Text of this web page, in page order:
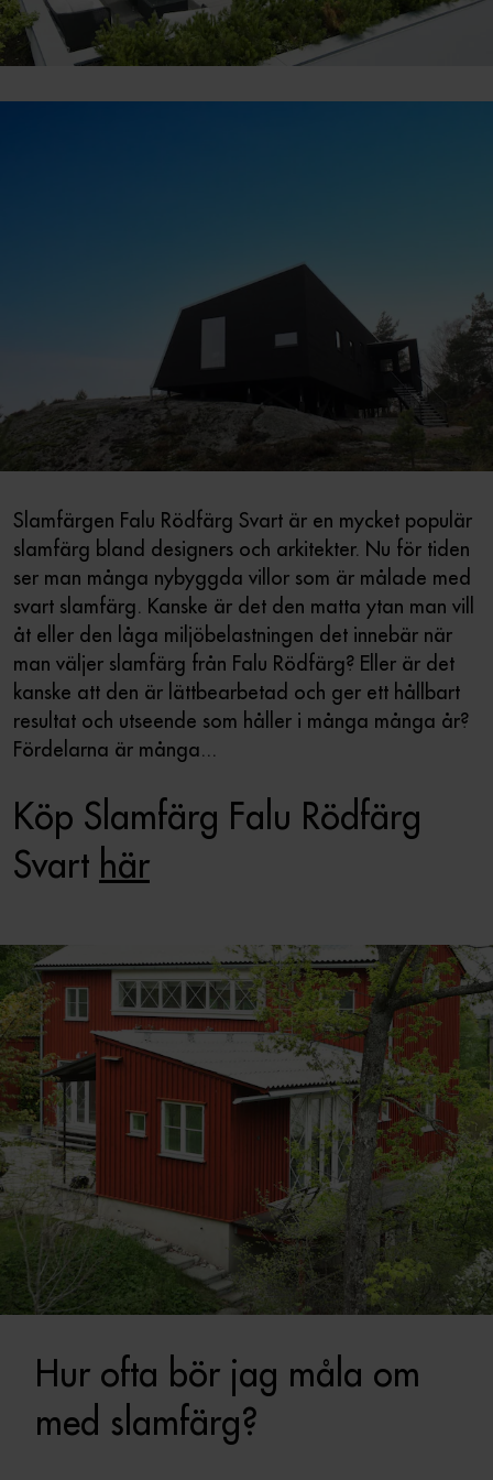
Slamfärgen Falu Rödfärg Svart är en mycket populär
slamfärg bland designers och arkitekter. Nu för tiden
ser man många nybyggda villor som är målade med
svart slamfärg. Kanske är det den matta ytan man vill
åt eller den låga miljöbelastningen det innebär när
man väljer slamfärg från Falu Rödfärg? Eller är det
kanske att den är lättbearbetad och ger ett hållbart
resultat och utseende som håller i många många år?
Fördelarna är många...
Köp Slamfärg Falu Rödfärg
Svart här
Hur ofta bör jag måla om
med slamfärg?